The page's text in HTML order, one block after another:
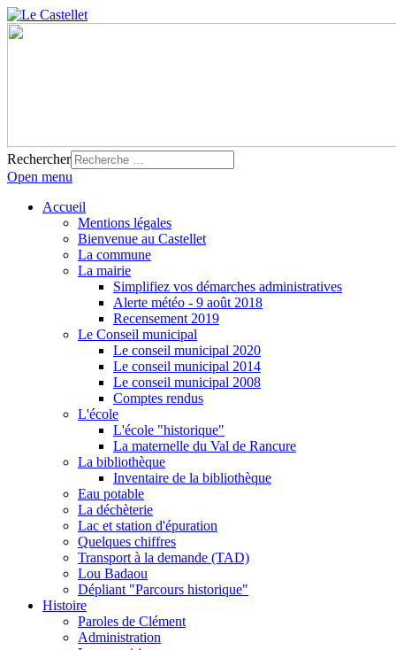
Rechercher
Open menu
Accueil
Mentions légales
Bienvenue au Castellet
La commune
La mairie
Simplifiez vos démarches administratives
Alerte météo - 9 août 2018
Recensement 2019
Le Conseil municipal
Le conseil municipal 2020
Le conseil municipal 2014
Le conseil municipal 2008
Comptes rendus
L'école
L'école "historique"
La maternelle du Val de Rancure
La bibliothèque
Inventaire de la bibliothèque
Eau potable
La déchèterie
Lac et station d'épuration
Quelques chiffres
Transport à la demande (TAD)
Lou Badaou
Dépliant "Parcours historique"
Histoire
Paroles de Clément
Administration